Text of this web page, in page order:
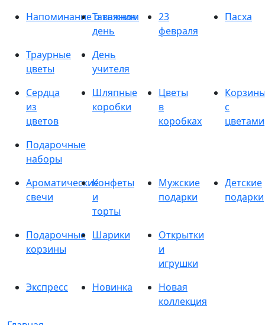
Напоминание о важном
Татьянин
день
23
февраля
Пасха
Траурные
цветы
День
учителя
Сердца
из
цветов
Шляпные
коробки
Цветы
в
коробках
с
цветами
Подарочные
наборы
Ароматические
свечи
Конфеты
и
торты
Мужские
подарки
Детские
подарки
Подарочные
корзины
Шарики
Открытки
и
игрушки
Экспресс
Новинка
Новая
коллекция